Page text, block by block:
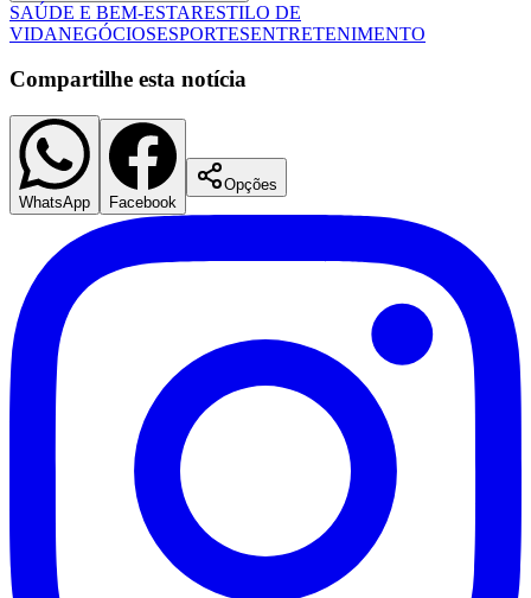
SAÚDE E BEM-ESTARESTILO DE
VIDANEGÓCIOSESPORTESENTRETENIMENTO
Compartilhe esta notícia
WhatsApp Facebook
Opções